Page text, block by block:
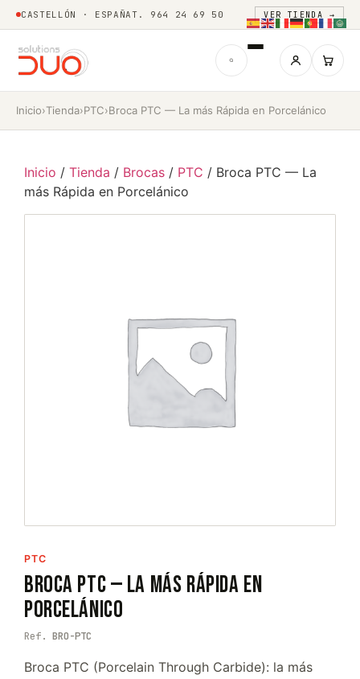
CASTELLÓN · ESPAÑAT. 964 24 69 50 VER TIENDA →
Inicio›Tienda›PTC›Broca PTC — La más Rápida en Porcelánico
Inicio / Tienda / Brocas / PTC / Broca PTC — La
más Rápida en Porcelánico
PTC
Broca PTC — La más Rápida en
Porcelánico
Ref. BRO-PTC
Broca PTC (Porcelain Through Carbide): la más